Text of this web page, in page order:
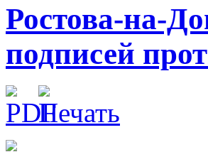
Ростова-на-
подписей